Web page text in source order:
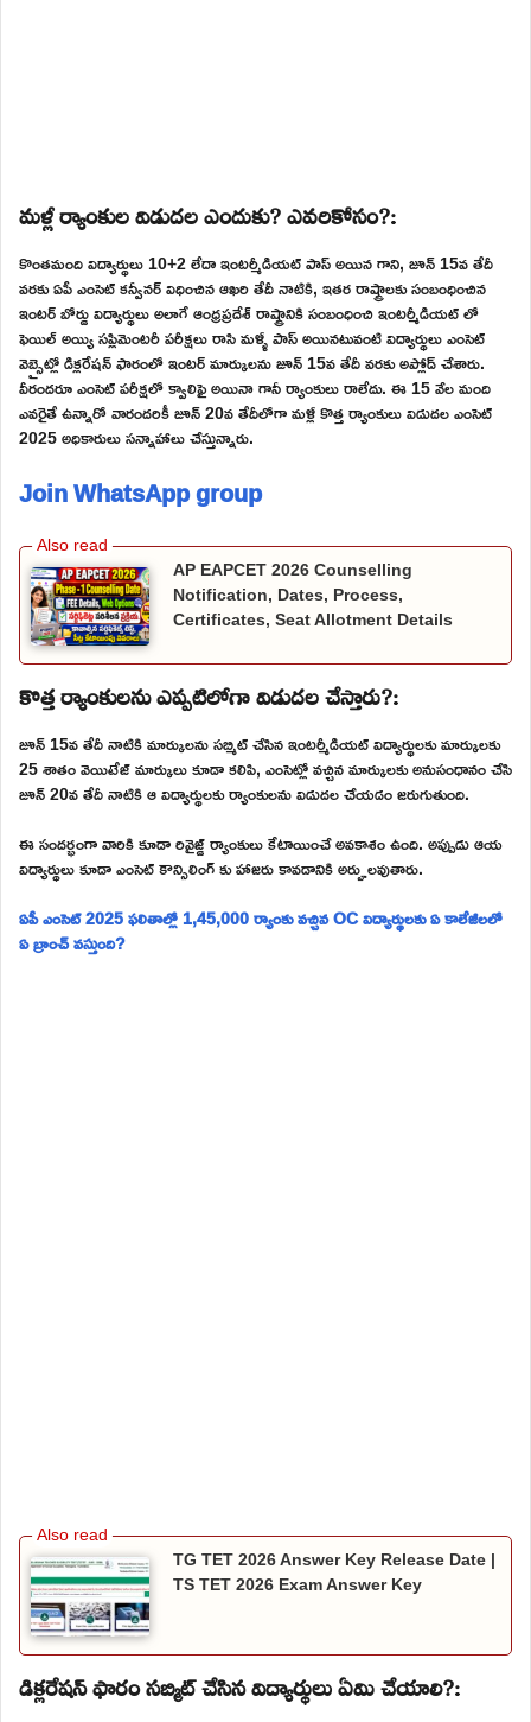
మళ్లీ ర్యాంకుల విడుదల ఎందుకు? ఎవరికోసం?:
కొంతమంది విద్యార్థులు 10+2 లేదా ఇంటర్మీడియట్ పాస్ అయిన గాని, జూన్ 15వ తేదీ
వరకు ఏపీ ఎంసెట్ కన్వీనర్ విధించిన ఆఖరి తేదీ నాటికి, ఇతర రాష్ట్రాలకు సంబంధించిన
ఇంటర్ బోర్డు విద్యార్థులు అలాగే ఆంధ్రప్రదేశ్ రాష్ట్రానికి సంబంధించి ఇంటర్మీడియట్ లో
ఫెయిల్ అయ్యి సప్లిమెంటరీ పరీక్షలు రాసి మళ్ళీ పాస్ అయినటువంటి విద్యార్థులు ఎంసెట్
వెబ్సైట్లో డిక్లరేషన్ ఫారంలో ఇంటర్ మార్కులను జూన్ 15వ తేదీ వరకు అప్లోడ్ చేశారు.
వీరందరూ ఎంసెట్ పరీక్షలో క్వాలిఫై అయినా గానీ ర్యాంకులు రాలేదు. ఈ 15 వేల మంది
ఎవరైతే ఉన్నారో వారందరికీ జూన్ 20వ తేదీలోగా మళ్లీ కొత్త ర్యాంకులు విడుదల ఎంసెట్
2025 అధికారులు సన్నాహాలు చేస్తున్నారు.
Join WhatsApp group
AP EAPCET 2026 Counselling
Notification, Dates, Process,
Certificates, Seat Allotment Details
కొత్త ర్యాంకులను ఎప్పటిలోగా విడుదల చేస్తారు?:
జూన్ 15వ తేదీ నాటికి మార్కులను సబ్మిట్ చేసిన ఇంటర్మీడియట్ విద్యార్థులకు మార్కులకు
25 శాతం వెయిటేజ్ మార్కులు కూడా కలిపి, ఎంసెట్లో వచ్చిన మార్కులకు అనుసంధానం చేసి
జూన్ 20వ తేదీ నాటికి ఆ విద్యార్థులకు ర్యాంకులను విడుదల చేయడం జరుగుతుంది.
ఈ సందర్భంగా వారికి కూడా రివైజ్డ్ ర్యాంకులు కేటాయించే అవకాశం ఉంది. అప్పుడు ఆయ
విద్యార్థులు కూడా ఎంసెట్ కౌన్సిలింగ్ కు హాజరు కావడానికి అర్హులవుతారు.
ఏపీ ఎంసెట్ 2025 ఫలితాల్లో 1,45,000 ర్యాంకు వచ్చిన OC విద్యార్థులకు ఏ కాలేజీలలో
ఏ బ్రాంచ్ వస్తుంది?
TG TET 2026 Answer Key Release Date |
TS TET 2026 Exam Answer Key
డిక్లరేషన్ ఫారం సబ్మిట్ చేసిన విద్యార్థులు ఏమి చేయాలి?: